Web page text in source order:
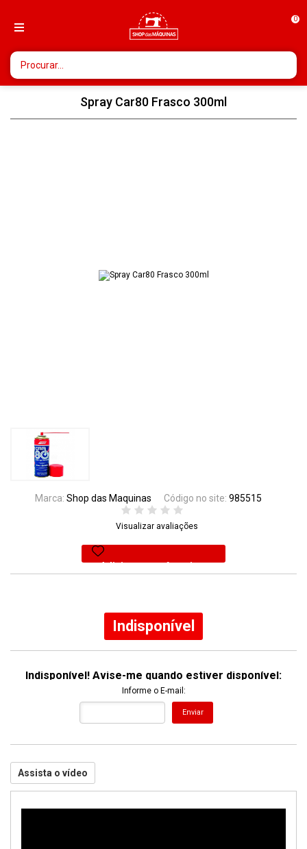
0
Spray Car80 Frasco 300ml
Marca: Shop das Maquinas Código no site: 985515
Visualizar avaliações
Adicionar aos favoritos
Indisponível
Indisponível! Avise-me quando estiver disponível:
Informe o E-mail:
Enviar
Assista o vídeo